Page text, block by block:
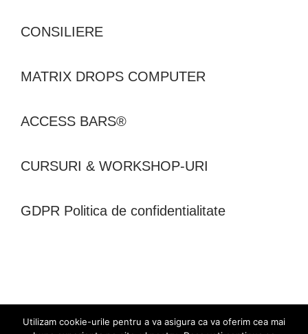
CONSILIERE
MATRIX DROPS COMPUTER
ACCESS BARS®
CURSURI & WORKSHOP-URI
GDPR Politica de confidentialitate
Utilizam cookie-urile pentru a va asigura ca va oferim cea mai